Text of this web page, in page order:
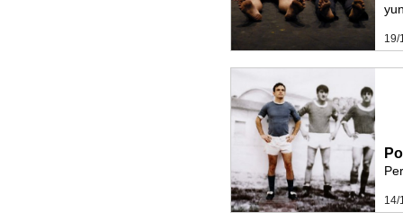
19/
14/